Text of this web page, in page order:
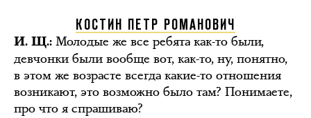
КОСТИН ПЕТР РОМАНОВИЧ
И. Щ.: Молодые же все ребята как-то были,
девчонки были вообще вот, как-то, ну, понятно,
в этом же возрасте всегда какие-то отношения
возникают, это возможно было там? Понимаете,
про что я спрашиваю?